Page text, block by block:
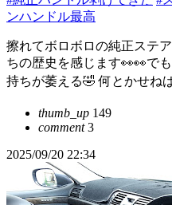
ンハンドル最高
擦れてボロボロの純正ステ
ちの歴史を感じます👀👀で
持ちが萎える🤣 何とかせね
thumb_up 149
comment3
2025/09/20 22:34